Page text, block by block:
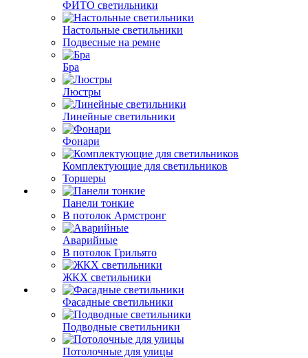
ФИТО светильники
Настольные светильники
Подвесные на ремне
Бра
Люстры
Линейные светильники
Фонари
Комплектующие для светильников
Торшеры
Панели тонкие
В потолок Армстронг
Аварийные
В потолок Грильято
ЖКХ светильники
Фасадные светильники
Подводные светильники
Потолочные для улицы